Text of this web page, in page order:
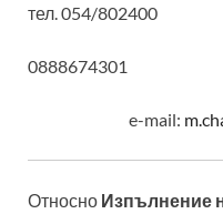
тел. 054/802400
0888674301
e-mail:
Относно Изпълнение